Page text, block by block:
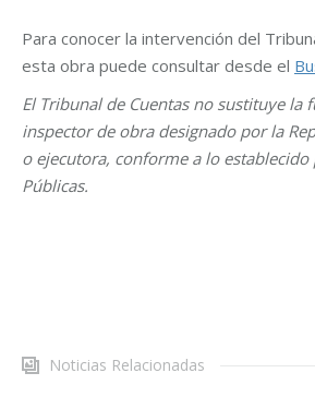
Para conocer la intervención del
esta obra puede consultar desde el
El Tribunal de Cuentas no sustituye la
inspector de obra designado por la
o ejecutora, conforme a lo establecido
Públicas.
Noticias Relacionadas